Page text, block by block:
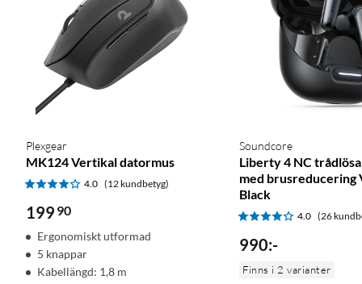
Plexgear
MK124 Vertikal datormus
4.0 (12 kundbetyg)
199 90
Ergonomiskt utformad
5 knappar
Kabellängd: 1,8 m
Soundcore
Liberty 4 NC
med brusreducering
Black
4.0 (26
990:-
Finns i 2 varianter